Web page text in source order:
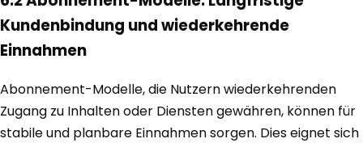
Kundenbindung und wiederkehrende
Einnahmen
Abonnement-Modelle, die Nutzern wiederkehrenden
Zugang zu Inhalten oder Diensten gewähren, können für
stabile und planbare Einnahmen sorgen. Dies eignet sich